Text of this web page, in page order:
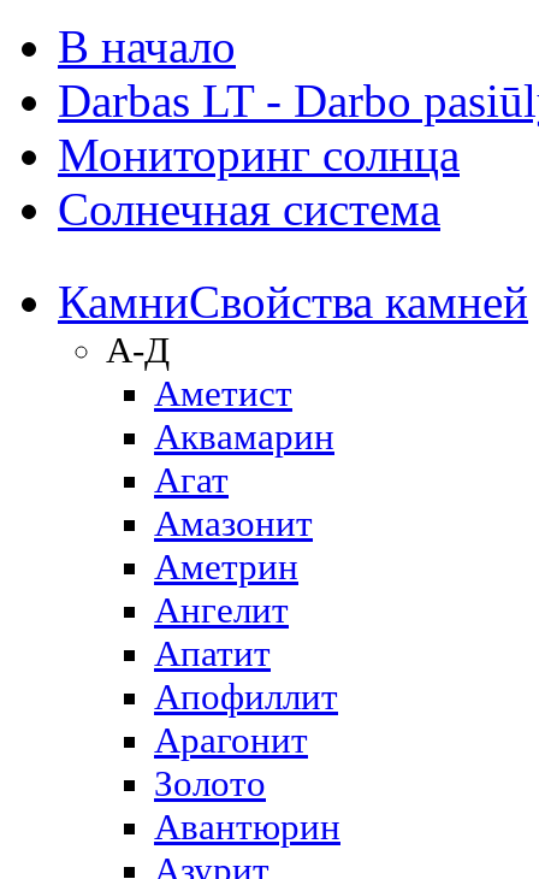
В начало
Darbas LT - Darbo
Мониторинг солнца
Солнечная система
КамниСвойства камней
А-Д
Аметист
Аквамарин
Агат
Амазонит
Аметрин
Ангелит
Апатит
Апофиллит
Арагонит
Золото
Авантюрин
Азурит